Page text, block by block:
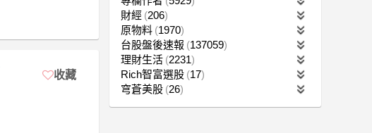
收藏
財經 206
原物料 1970
台股盤後速報 137059
理財生活 2231
Rich智富選股 17
穹蒼美股 26